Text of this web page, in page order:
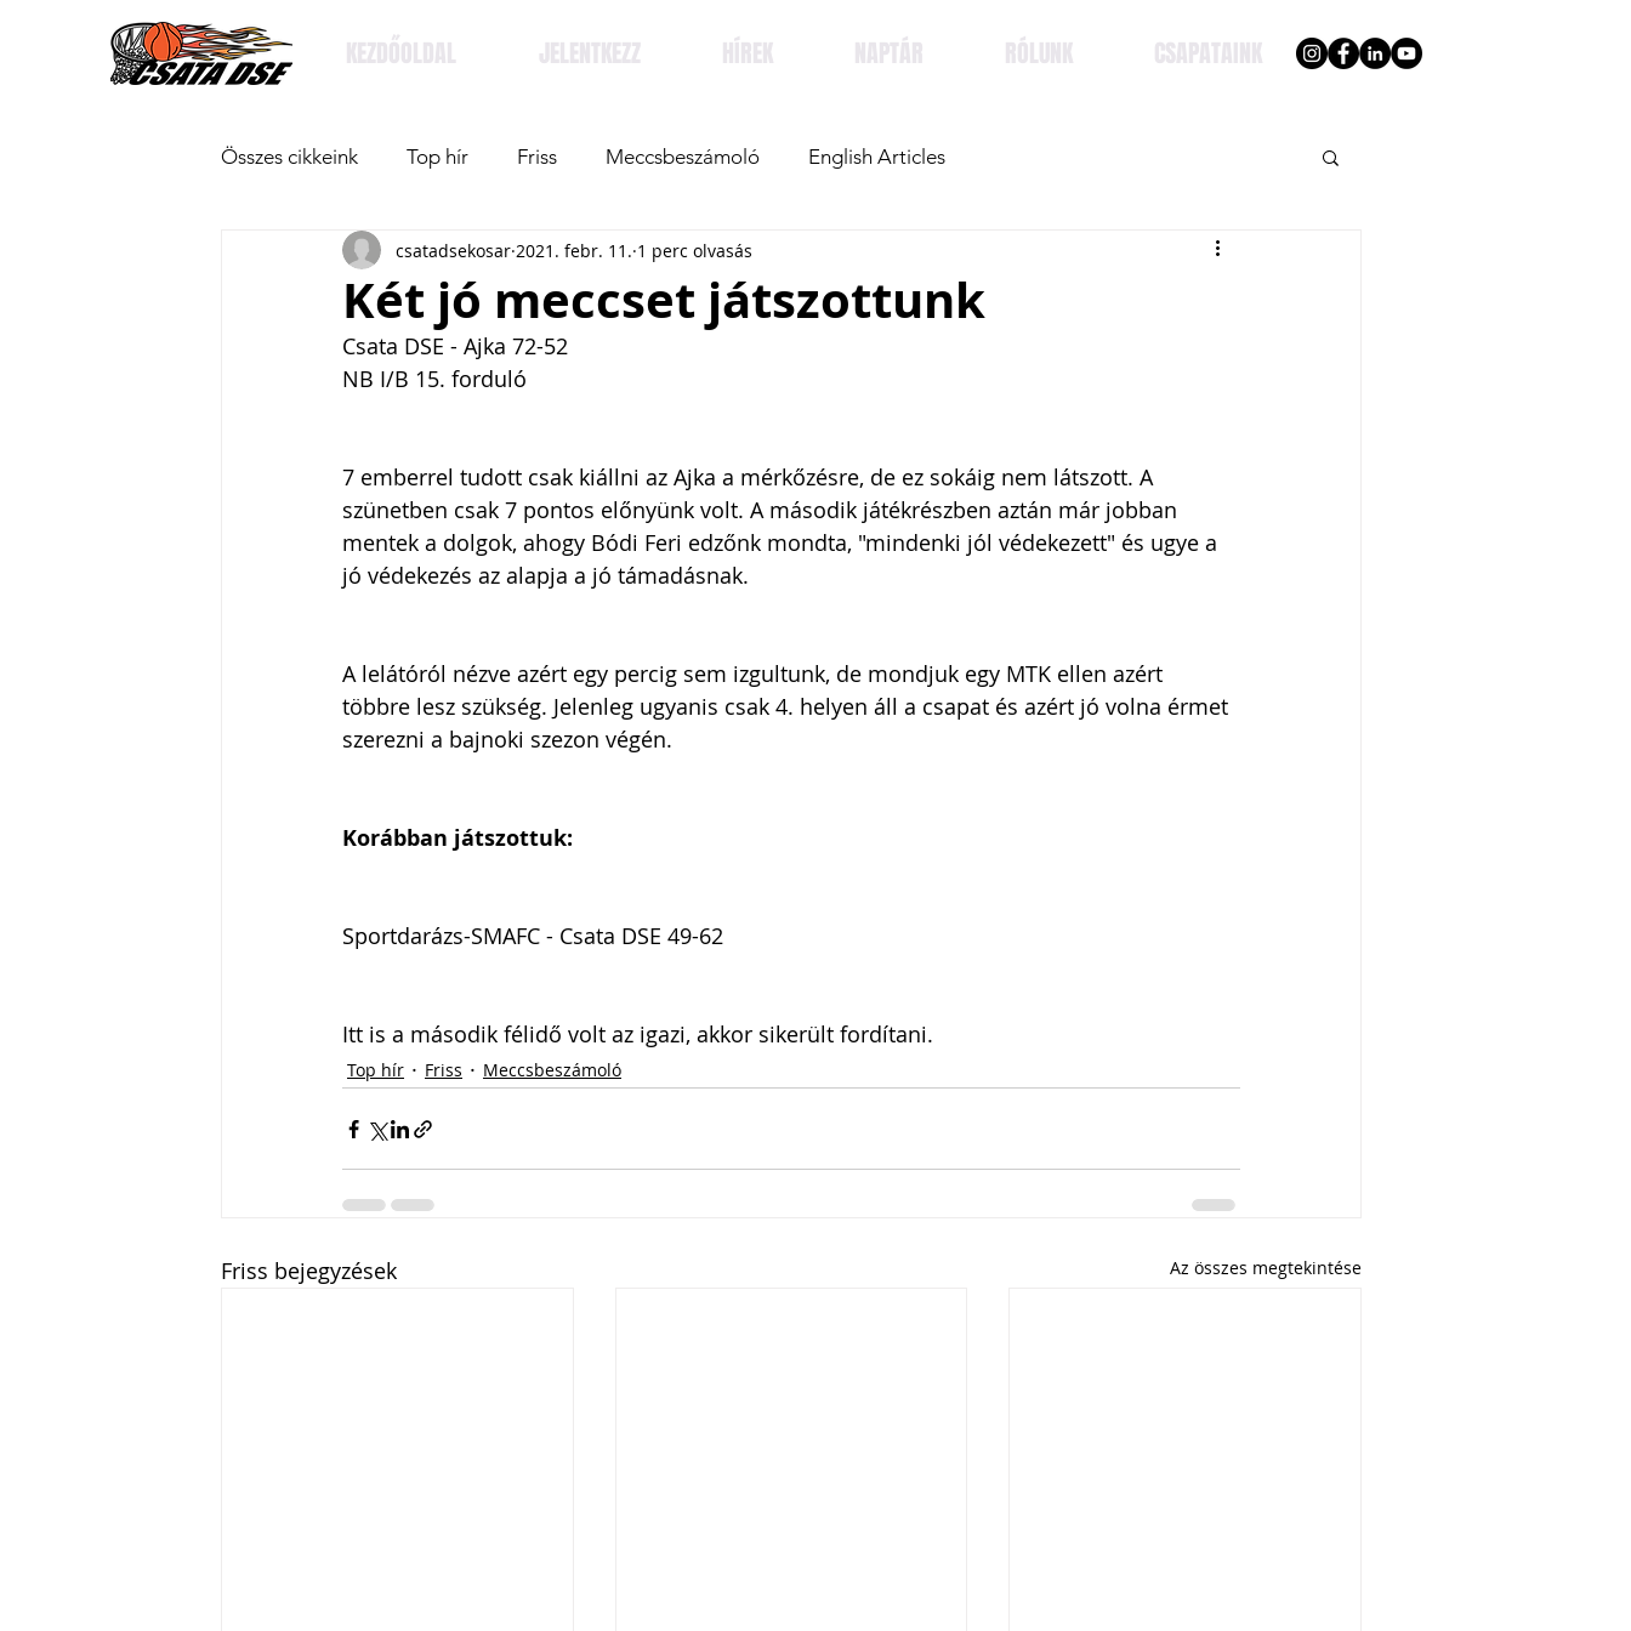
KEZDŐOLDAL JELENTKEZZ HÍREK NAPTÁR RÓLUNK CSAPATAINK
Összes cikkeink Top hír Friss Meccsbeszámoló English Articles
Két jó meccset játszottunk
csatadsekosar 2021. febr. 11. 1 perc olvasás
Csata DSE - Ajka 72-52
NB I/B 15. forduló
7 emberrel tudott csak kiállni az Ajka a mérkőzésre, de ez sokáig nem látszott. A
szünetben csak 7 pontos előnyünk volt. A második játékrészben aztán már jobban
mentek a dolgok, ahogy Bódi Feri edzőnk mondta, "mindenki jól védekezett" és ugye a
jó védekezés az alapja a jó támadásnak.
A lelátóról nézve azért egy percig sem izgultunk, de mondjuk egy MTK ellen azért
többre lesz szükség. Jelenleg ugyanis csak 4. helyen áll a csapat és azért jó volna érmet
szerezni a bajnoki szezon végén.
Korábban játszottuk:
Sportdarázs-SMAFC - Csata DSE 49-62
Itt is a második félidő volt az igazi, akkor sikerült fordítani.
Top hír Friss Meccsbeszámoló
Friss bejegyzések Az összes megtekintése